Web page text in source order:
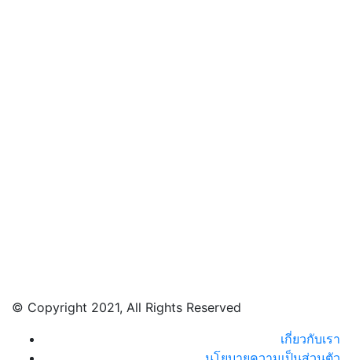
© Copyright 2021, All Rights Reserved
เกี่ยวกับเรา